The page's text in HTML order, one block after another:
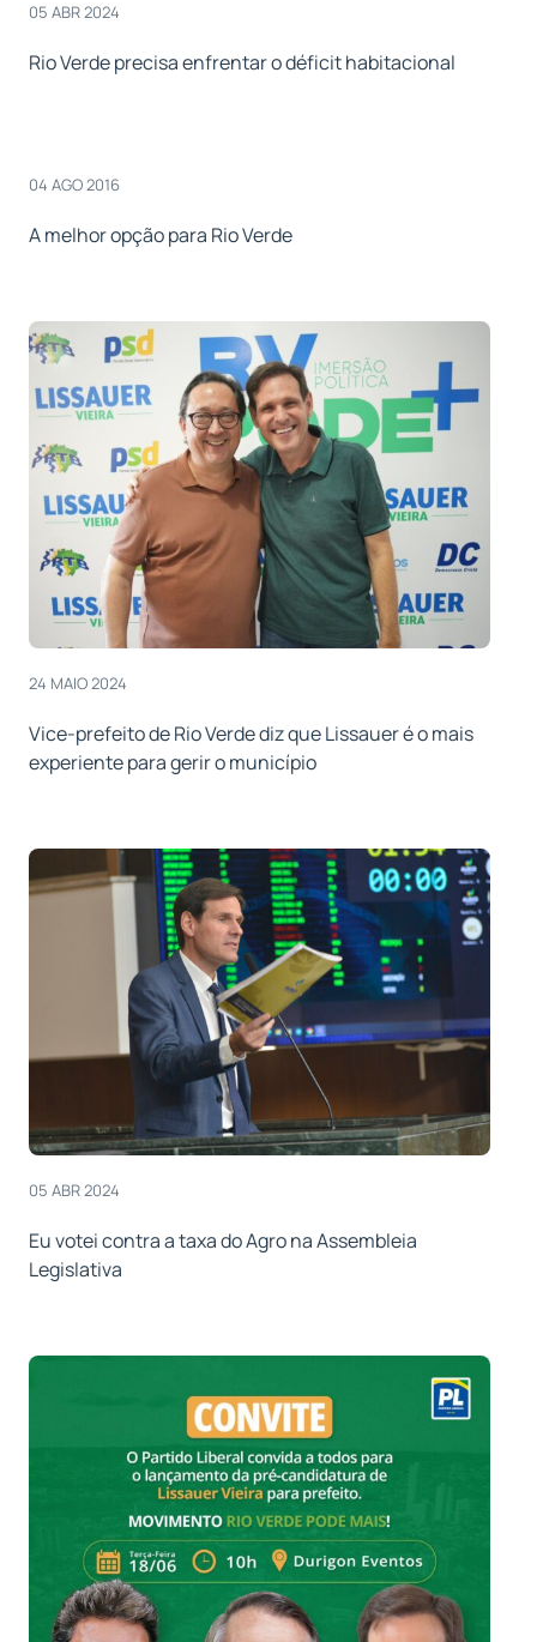
05 ABR 2024
Rio Verde precisa enfrentar o déficit habitacional
04 AGO 2016
A melhor opção para Rio Verde
24 MAIO 2024
Vice-prefeito de Rio Verde diz que Lissauer é o mais
experiente para gerir o município
05 ABR 2024
Eu votei contra a taxa do Agro na Assembleia
Legislativa